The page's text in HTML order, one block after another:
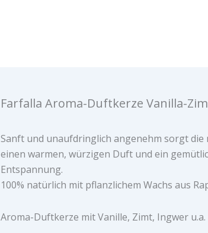
Farfalla Aroma-Duftkerze Vanilla-
Sanft und unaufdringlich angenehm sorgt
einen warmen, würzigen Duft und ein
Entspannung.
100% natürlich mit pflanzlichem Wachs aus
Aroma-Duftkerze mit Vanille, Zimt, Ingwer u.a.